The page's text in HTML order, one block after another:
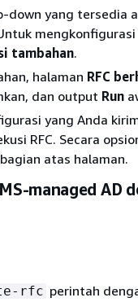
down yang tersedia
mengkonfigurasi
tambahan.
halaman RFC
dan output Run
yang Anda
RFC. Secara
atas halaman.
managed AD
rfc perintah